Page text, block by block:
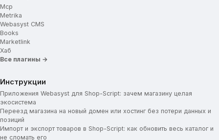
Mcp
Metrika
Webasyst CMS
Books
Marketlink
Хаб
Все плагины →
Инструкции
Приложения Webasyst для Shop-Script: зачем магазину целая
экосистема
Переезд магазина на новый домен или хостинг без потери данных и
позиций
Импорт и экспорт товаров в Shop-Script: как обновить весь каталог и
не сломать его